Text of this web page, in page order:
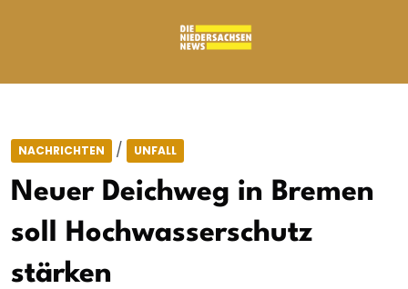
NACHRICHTEN / UNFALL
Neuer Deichweg in Bremen
soll Hochwasserschutz
stärken